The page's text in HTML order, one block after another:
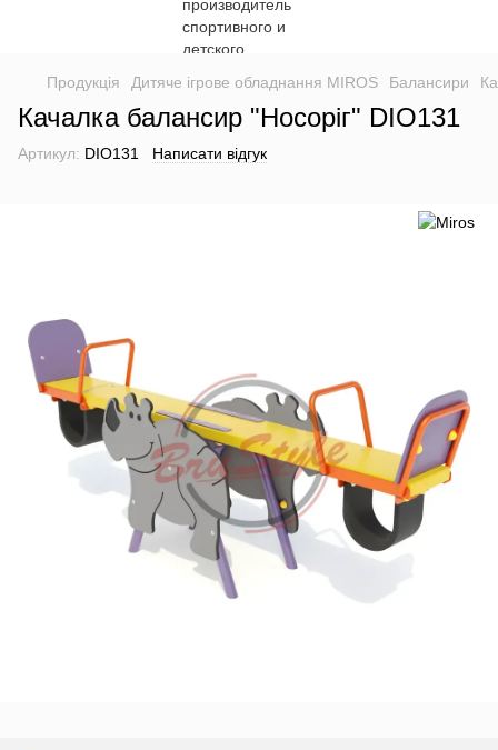
Продукція Дитяче ігрове обладнання MIROS Балансири
Качалка балансир "Носоріг" DIO131
Артикул: DIO131 Написати відгук